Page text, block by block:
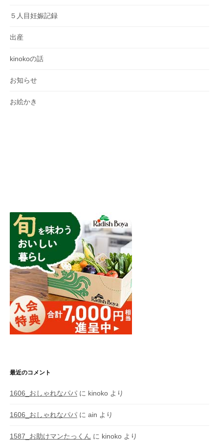
５人目妊娠記録
出産
kinokoの話
お知らせ
お絵かき
最近のコメント
1606_おしゃれなパパ に kinoko より
1606_おしゃれなパパ に ain より
1587_お助けマンたっくん に kinoko より